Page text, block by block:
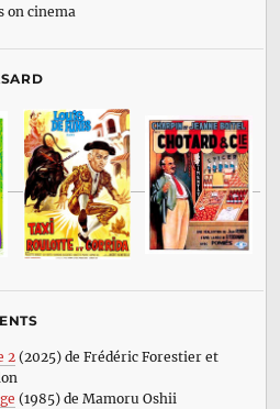
on cinema
2(2025) de Frédéric Forestier et
(1985) de Mamoru Oshii